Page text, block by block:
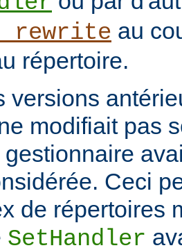
au
répertoire.
versions
modifiait pas
gestionnaire
Ceci
de répertoires
SetHandler